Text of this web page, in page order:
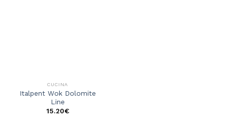
CUCINA
Italpent Wok Dolomite
Line
15.20€